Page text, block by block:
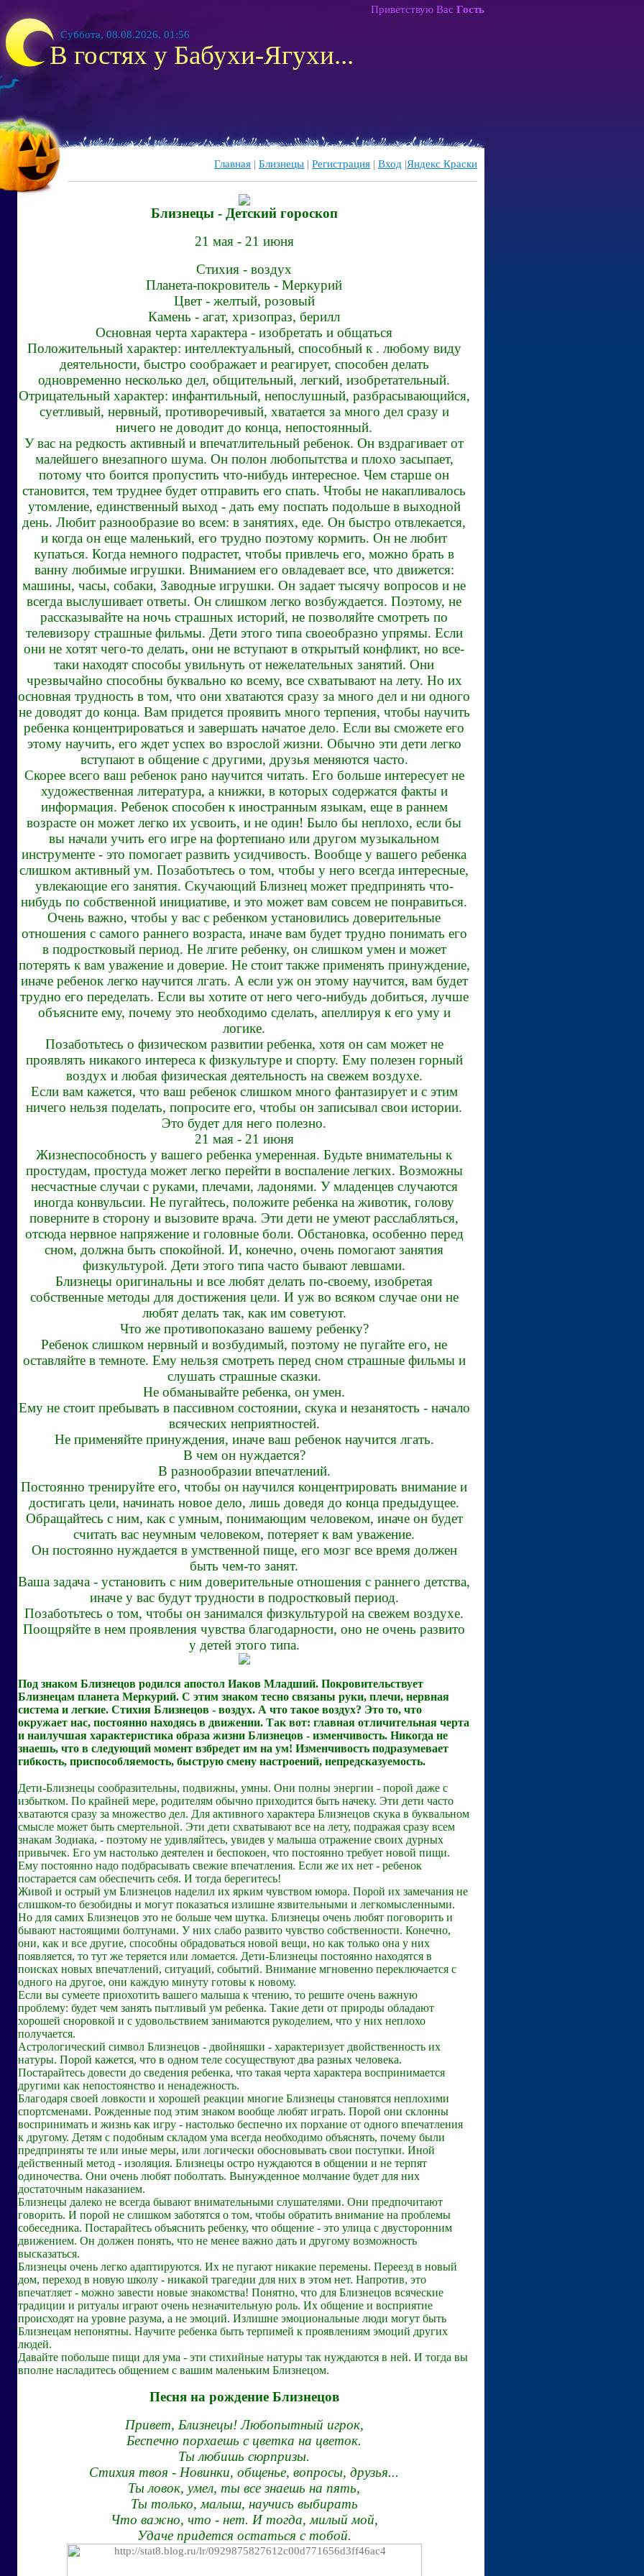
В гостях у Бабухи-Ягухи...
Суббота, 08.08.2026, 01:56
Приветствую Вас Гость
Главная | Близнецы | Регистрация | Вход |Яндекс Краски
Близнецы - Детский гороскоп
21 мая - 21 июня
Стихия - воздух
Планета-покровитель - Меркурий
Цвет- желтый, розовый
Камень - агат, хризопраз, берилл
Основная черта характера - изобретать и общаться
Положительный характер: интеллектуальный, способный к . любому виду
деятельности, быстро соображает и реагирует, способен делать
одновременно несколько дел, общительный, легкий, изобретательный.
Отрицательный характер: инфантильный, непослушный, разбрасывающийся,
суетливый, нервный, противоречивый, хватается за много дел сразу и
ничего не доводит до конца, непостоянный.
У вас на редкость активный и впечатлительный ребенок. Он вздрагивает от
малейшего внезапного шума. Он полон любопытства и плохо засыпает,
потому что боится пропустить что-нибудь интересное. Чем старше он
становится, тем труднее будет отправить его спать. Чтобы не накапливалось
утомление, единственный выход - дать ему поспать подольше в выходной
день. Любит разнообразие во всем: в занятиях, еде. Он быстро отвлекается,
и когда он еще маленький, его трудно поэтому кормить. Он не любит
купаться. Когда немного подрастет, чтобы привлечь его, можно брать в
ванну любимые игрушки. Вниманием его овладевает все, что движется:
машины, часы, собаки, Заводные игрушки. Он задает тысячу вопросов и не
всегда выслушивает ответы. Он слишком легко возбуждается. Поэтому, не
рассказывайте на ночь страшных историй, не позволяйте смотреть по
телевизору страшные фильмы. Дети этого типа своеобразно упрямы. Если
они не хотят чего-то делать, они не вступают в открытый конфликт, но все-
таки находят способы увильнуть от нежелательных занятий. Они
чрезвычайно способны буквально ко всему, все схватывают на лету. Но их
основная трудность в том, что они хватаются сразу за много дел и ни одного
не доводят до конца. Вам придется проявить много терпения, чтобы научить
ребенка концентрироваться и завершать начатое дело. Если вы сможете его
этому научить, его ждет успех во взрослой жизни. Обычно эти дети легко
вступают в общение с другими, друзья меняются часто.
Скорее всего ваш ребенок рано научится читать. Его больше интересует не
художественная литература, а книжки, в которых содержатся факты и
информация. Ребенок способен к иностранным языкам, еще в раннем
возрасте он может легко их усвоить, и не один! Было бы неплохо, если бы
вы начали учить его игре на фортепиано или другом музыкальном
инструменте - это помогает развить усидчивость. Вообще у вашего ребенка
слишком активный ум. Позаботьтесь о том, чтобы у него всегда интересные,
увлекающие его занятия. Скучающий Близнец может предпринять что-
нибудь по собственной инициативе, и это может вам совсем не понравиться.
Очень важно, чтобы у вас с ребенком установились доверительные
отношения с самого раннего возраста, иначе вам будет трудно понимать его
в подростковый период. Не лгите ребенку, он слишком умен и может
потерять к вам уважение и доверие. Не стоит также применять принуждение,
иначе ребенок легко научится лгать. А если уж он этому научится, вам будет
трудно его переделать. Если вы хотите от него чего-нибудь добиться, лучше
объясните ему, почему это необходимо сделать, апеллируя к его уму и
логике.
Позаботьтесь о физическом развитии ребенка, хотя он сам может не
проявлять никакого интереса к физкультуре и спорту. Ему полезен горный
воздух и любая физическая деятельность на свежем воздухе.
Если вам кажется, что ваш ребенок слишком много фантазирует и с этим
ничего нельзя поделать, попросите его, чтобы он записывал свои истории.
Это будет для него полезно.
21 мая - 21 июня
Жизнеспособность у вашего ребенка умеренная. Будьте внимательны к
простудам, простуда может легко перейти в воспаление легких. Возможны
несчастные случаи с руками, плечами, ладонями. У младенцев случаются
иногда конвульсии. Не пугайтесь, положите ребенка на животик, голову
поверните в сторону и вызовите врача. Эти дети не умеют расслабляться,
отсюда нервное напряжение и головные боли. Обстановка, особенно перед
сном, должна быть спокойной. И, конечно, очень помогают занятия
физкультурой. Дети этого типа часто бывают левшами.
Близнецы оригинальны и все любят делать по-своему, изобретая
собственные методы для достижения цели. И уж во всяком случае они не
любят делать так, как им советуют.
Что же противопоказано вашему ребенку?
Ребенок слишком нервный и возбудимый, поэтому не пугайте его, не
оставляйте в темноте. Ему нельзя смотреть перед сном страшные фильмы и
слушать страшные сказки.
Не обманывайте ребенка, он умен.
Ему не стоит пребывать в пассивном состоянии, скука и незанятость - начало
всяческих неприятностей.
Не применяйте принуждения, иначе ваш ребенок научится лгать.
В чем он нуждается?
В разнообразии впечатлений.
Постоянно тренируйте его, чтобы он научился концентрировать внимание и
достигать цели, начинать новое дело, лишь доведя до конца предыдущее.
Обращайтесь с ним, как с умным, понимающим человеком, иначе он будет
считать вас неумным человеком, потеряет к вам уважение.
Он постоянно нуждается в умственной пище, его мозг все время должен
быть чем-то занят.
Ваша задача - установить с ним доверительные отношения с раннего детства,
иначе у вас будут трудности в подростковый период.
Позаботьтесь о том, чтобы он занимался физкультурой на свежем воздухе.
Поощряйте в нем проявления чувства благодарности, оно не очень развито
у детей этого типа.
Под знаком Близнецов родился апостол Иаков Младший. Покровительствует
Близнецам планета Меркурий. С этим знаком тесно связаны руки, плечи, нервная
система и легкие. Стихия Близнецов - воздух. А что такое воздух? Это то, что
окружает нас, постоянно находясь в движении. Так вот: главная отличительная черта
и наилучшая характеристика образа жизни Близнецов - изменчивость. Никогда не
знаешь, что в следующий момент взбредет им на ум! Изменчивость подразумевает
гибкость, приспособляемость, быструю смену настроений, непредсказуемость.
Дети-Близнецы сообразительны, подвижны, умны. Они полны энергии - порой даже с
избытком. По крайней мере, родителям обычно приходится быть начеку. Эти дети часто
хватаются сразу за множество дел. Для активного характера Близнецов скука в буквальном
смысле может быть смертельной. Эти дети схватывают все на лету, подражая сразу всем
знакам Зодиака, - поэтому не удивляйтесь, увидев у малыша отражение своих дурных
привычек. Его ум настолько деятелен и беспокоен, что постоянно требует новой пищи.
Ему постоянно надо подбрасывать свежие впечатления. Если же их нет - ребенок
постарается сам обеспечить себя. И тогда берегитесь!
Живой и острый ум Близнецов наделил их ярким чувством юмора. Порой их замечания не
слишком-то безобидны и могут показаться излишне язвительными и легкомысленными.
Но для самих Близнецов это не больше чем шутка. Близнецы очень любят поговорить и
бывают настоящими болтунами. У них слабо развито чувство собственности. Конечно,
они, как и все другие, способны обрадоваться новой вещи, но как только она у них
появляется, то тут же теряется или ломается. Дети-Близнецы постоянно находятся в
поисках новых впечатлений, ситуаций, событий. Внимание мгновенно переключается с
одного на другое, они каждую минуту готовы к новому.
Если вы сумеете приохотить вашего малыша к чтению, то решите очень важную
проблему: будет чем занять пытливый ум ребенка. Такие дети от природы обладают
хорошей сноровкой и с удовольствием занимаются рукоделием, что у них неплохо
получается.
Астрологический символ Близнецов - двойняшки - характеризует двойственность их
натуры. Порой кажется, что в одном теле сосуществуют два разных человека.
Постарайтесь довести до сведения ребенка, что такая черта характера воспринимается
другими как непостоянство и ненадежность.
Благодаря своей ловкости и хорошей реакции многие Близнецы становятся неплохими
спортсменами. Рожденные под этим знаком вообще любят играть. Порой они склонны
воспринимать и жизнь как игру - настолько беспечно их порхание от одного впечатления
к другому. Детям с подобным складом ума всегда необходимо объяснять, почему были
предприняты те или иные меры, или логически обосновывать свои поступки. Иной
действенный метод - изоляция. Близнецы остро нуждаются в общении и не терпят
одиночества. Они очень любят поболтать. Вынужденное молчание будет для них
достаточным наказанием.
Близнецы далеко не всегда бывают внимательными слушателями. Они предпочитают
говорить. И порой не слишком заботятся о том, чтобы обратить внимание на проблемы
собеседника. Постарайтесь объяснить ребенку, что общение - это улица с двусторонним
движением. Он должен понять, что не менее важно дать и другому возможность
высказаться.
Близнецы очень легко адаптируются. Их не пугают никакие перемены. Переезд в новый
дом, переход в новую школу - никакой трагедии для них в этом нет. Напротив, это
впечатляет - можно завести новые знакомства! Понятно, что для Близнецов всяческие
традиции и ритуалы играют очень незначительную роль. Их общение и восприятие
происходят на уровне разума, а не эмоций. Излишне эмоциональные люди могут быть
Близнецам непонятны. Научите ребенка быть терпимей к проявлениям эмоций других
людей.
Давайте побольше пищи для ума - эти стихийные натуры так нуждаются в ней. И тогда вы
вполне насладитесь общением с вашим маленьким Близнецом.
Песня на рождение Близнецов
Привет, Близнецы! Любопытный игрок,
Беспечно порхаешь с цветка на цветок.
Ты любишь сюрпризы.
Стихия твоя - Новинки, общенье, вопросы, друзья...
Ты ловок, умел, ты все знаешь на пять,
Ты только, малыш, научись выбирать
Что важно, что - нет. И тогда, милый мой,
Удаче придется остаться с тобой.